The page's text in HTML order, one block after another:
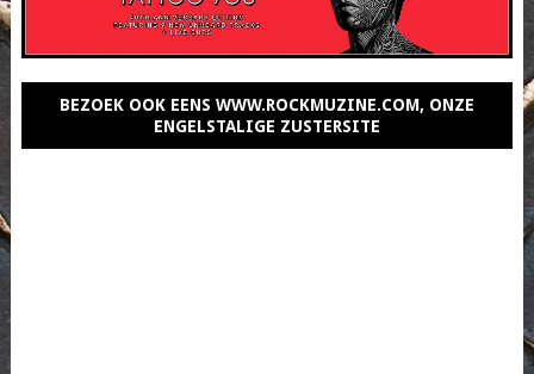
BEZOEK OOK EENS WWW.ROCKMUZINE.COM, ONZE
ENGELSTALIGE ZUSTERSITE